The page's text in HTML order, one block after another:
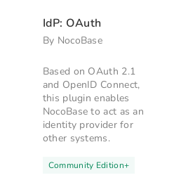
IdP: OAuth
By NocoBase
Based on OAuth 2.1
and OpenID Connect,
this plugin enables
NocoBase to act as an
identity provider for
other systems.
Community Edition+